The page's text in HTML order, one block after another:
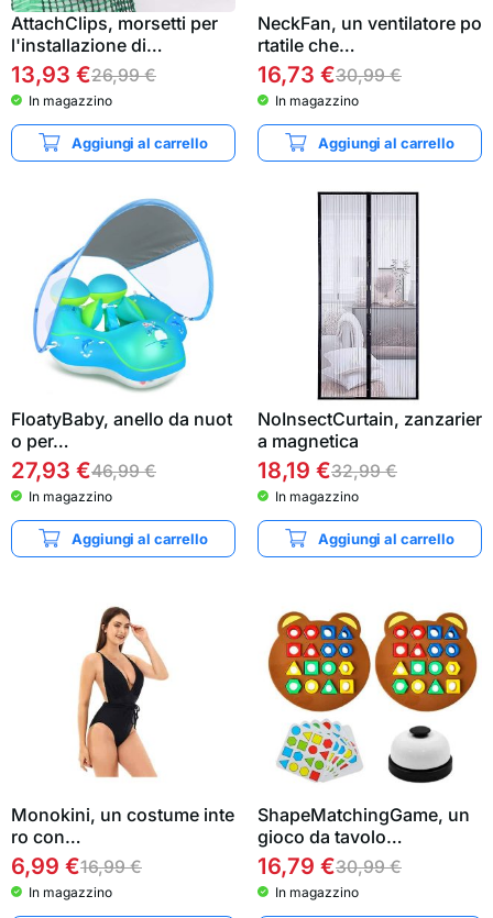
AttachClips, morsetti per
l'installazione di…
13,93 €26,99€
In magazzino
Aggiungi al carrello
NeckFan, un ventilatore po
rtatile che…
16,73 €30,99€
In magazzino
Aggiungi al carrello
FloatyBaby, anello da nuot
o per…
27,93 €46,99€
In magazzino
Aggiungi al carrello
NoInsectCurtain, zanzarier
a magnetica
18,19 €32,99€
In magazzino
Aggiungi al carrello
Monokini, un costume inte
ro con…
6,99 €16,99€
In magazzino
ShapeMatchingGame, un
gioco da tavolo…
16,79 €30,99€
In magazzino